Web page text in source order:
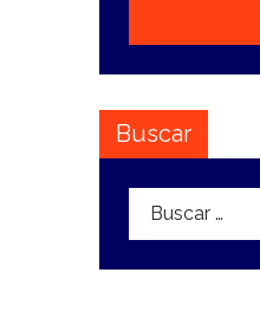
Buscar
Buscar: